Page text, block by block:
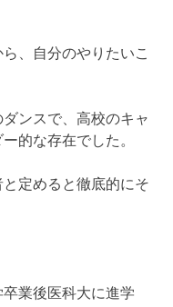
、自分のやりたいこ
ンスで、高校のキャ
的な存在でした。
定めると徹底的にそ
業後医科大に進学